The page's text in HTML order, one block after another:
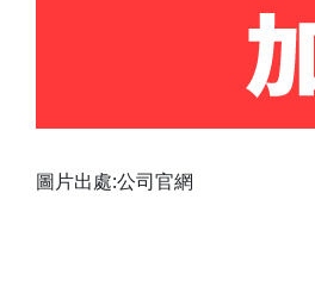
圖片出處:公司官網